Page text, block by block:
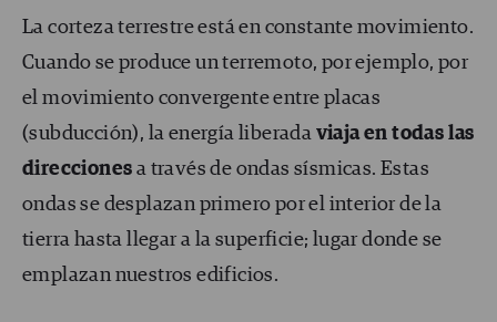
La corteza terrestre está en constante movimiento.
Cuando se produce un terremoto, por ejemplo, por
el movimiento convergente entre placas
(subducción), la energía liberada viaja en todas las
direcciones a través de ondas sísmicas. Estas
ondas se desplazan primero por el interior de la
tierra hasta llegar a la superficie; lugar donde se
emplazan nuestros edificios.